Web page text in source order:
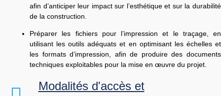
afin d’anticiper leur impact sur l’esthétique et sur la durabilité
de la construction.
Préparer les fichiers pour l’impression et le traçage, en
utilisant les outils adéquats et en optimisant les échelles et
les formats d’impression, afin de produire des documents
techniques exploitables pour la mise en œuvre du projet.
Modalités d'accès et